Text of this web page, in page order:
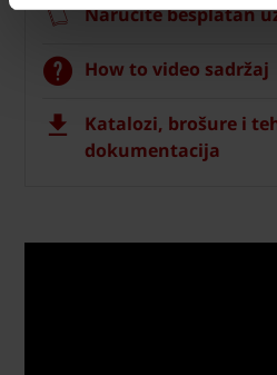
Naručite besplatan
How to video sadržaj
Katalozi, brošure i
dokumentacija